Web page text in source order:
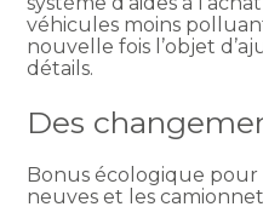
véhicules moins
nouvelle fois l’objet
détails.
Des
Bonus écologique
neuves et les